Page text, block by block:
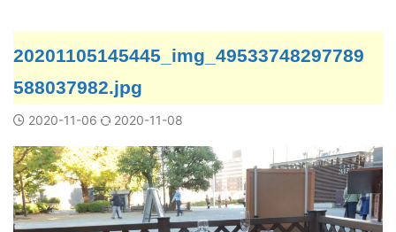
20201105145445_img_49533748297789
588037982.jpg
2020-11-06 2020-11-08